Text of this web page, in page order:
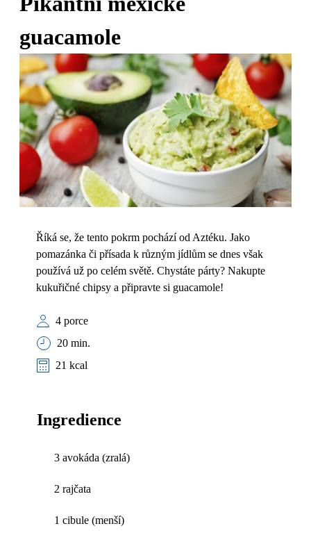
guacamole
Říká se, že tento pokrm pochází od Aztéku. Jako
pomazánka či přísada k různým jídlům se dnes však
používá už po celém světě. Chystáte párty? Nakupte
kukuřičné chipsy a připravte si guacamole!
4 porce
20 min.
21 kcal
Ingredience
3 avokáda (zralá)
2 rajčata
1 cibule (menší)